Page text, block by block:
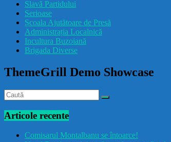
Slavă Partidului
Serioase
Școala Ajutătoare de Presă
Administrația Localnică
Incultura Buzoiană
Brigada Diverse
ThemeGrill Demo Showcase
Articole recente
Comisarul Montalbanu se întoarce!